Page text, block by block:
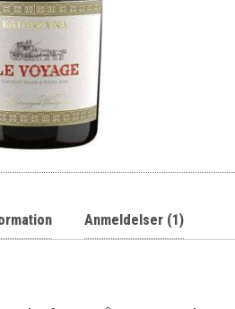
Anmeldelser (1)